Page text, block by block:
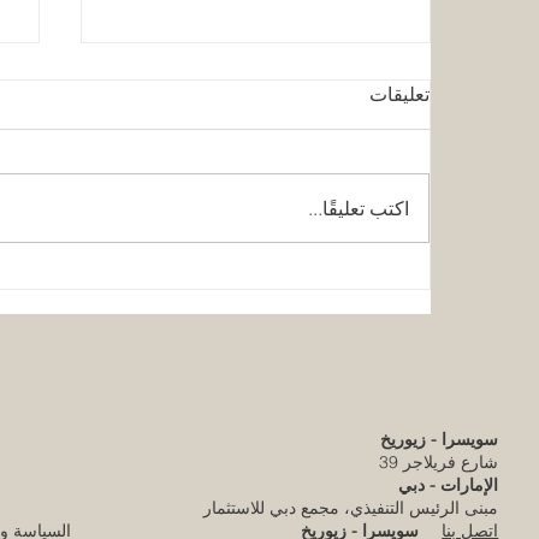
تعليقات
اكتب تعليقًا...
سويسرا - زيوريخ
شارع فريلاجر 39
الإمارات - دبي
مبنى الرئيس التنفيذي، مجمع دبي للاستثمار
اتصل بنا
السياسة
سويسرا - زيوريخ